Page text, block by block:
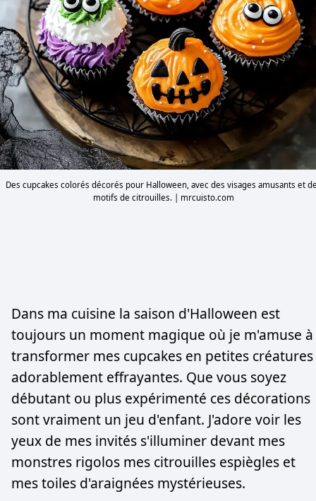
Des cupcakes colorés décorés pour Halloween, avec des visages amusants et
motifs de citrouilles. | mrcuisto.com
Dans ma cuisine la saison d'Halloween est
toujours un moment magique où je m'amuse à
transformer mes cupcakes en petites créatures
adorablement effrayantes. Que vous soyez
débutant ou plus expérimenté ces décorations
sont vraiment un jeu d'enfant. J'adore voir les
yeux de mes invités s'illuminer devant mes
monstres rigolos mes citrouilles espiègles et
mes toiles d'araignées mystérieuses.